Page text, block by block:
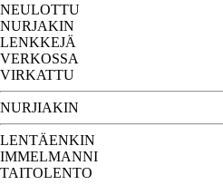
NEULOTTU
NURJAKIN
LENKKEJÄ
VERKOSSA
VIRKATTU
NURJIAKIN
LENTÄENKIN
IMMELMANNI
TAITOLENTO